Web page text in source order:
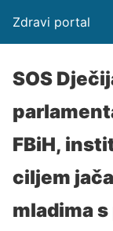
Zdravi portal
SOS
FBiH,
ciljem
mladima